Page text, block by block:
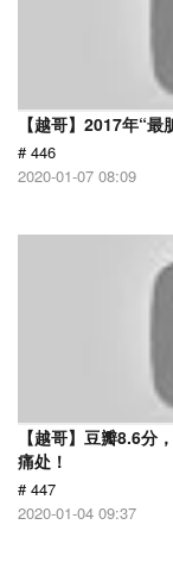
【越哥】2017年“
# 446
2020-01-07 08:09
【越哥】豆瓣8.6分
痛处！
# 447
2020-01-04 09:37